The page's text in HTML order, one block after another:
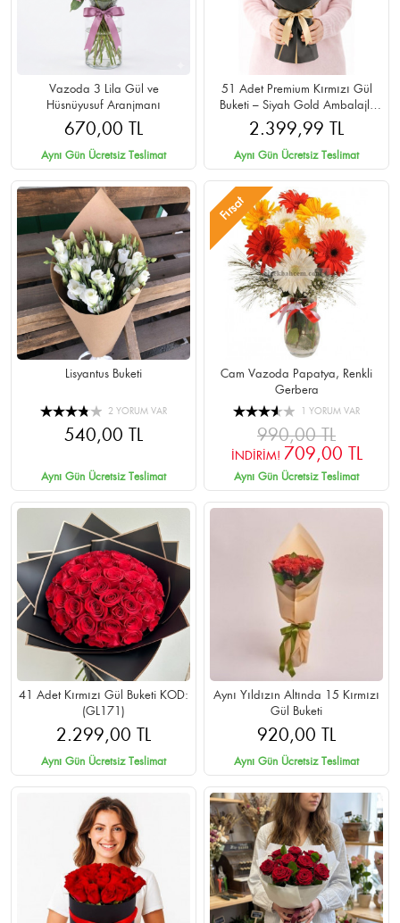
Vazoda 3 Lila Gül ve
Hüsnüyusuf Aranjmanı
670,00 TL
Aynı Gün Ücretsiz Teslimat
51 Adet Premium Kırmızı Gül
Buketi – Siyah Gold Ambalajlı
Cipsolu
2.399,99 TL
Aynı Gün Ücretsiz Teslimat
Lisyantus Buketi
2 YORUM VAR
540,00 TL
Aynı Gün Ücretsiz Teslimat
Fırsat
Cam Vazoda Papatya, Renkli
Gerbera
1 YORUM VAR
990,00 TL
İNDİRİM! 709,00 TL
Aynı Gün Ücretsiz Teslimat
41 Adet Kırmızı Gül Buketi KOD:
(GL171)
2.299,00 TL
Aynı Gün Ücretsiz Teslimat
Aynı Yıldızın Altında 15 Kırmızı
Gül Buketi
920,00 TL
Aynı Gün Ücretsiz Teslimat